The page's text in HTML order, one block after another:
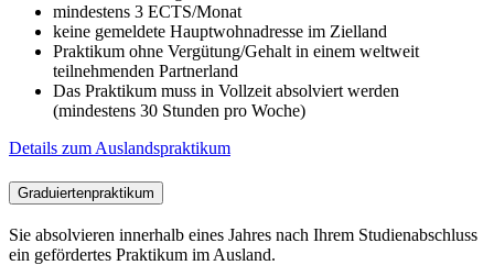
mindestens 3 ECTS/Monat
keine gemeldete Hauptwohnadresse im Zielland
Praktikum ohne Vergütung/Gehalt in einem weltweit
teilnehmenden Partnerland
Das Praktikum muss in Vollzeit absolviert werden
(mindestens 30 Stunden pro Woche)
Details zum Auslandspraktikum
Graduiertenpraktikum
Sie absolvieren innerhalb eines Jahres nach Ihrem Studienabschluss
ein gefördertes Praktikum im Ausland.